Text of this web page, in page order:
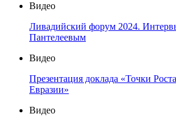
Видео
Ливадийский форум 2024.
Пантелеевым
Видео
Презентация доклада «Точки
Евразии»
Видео